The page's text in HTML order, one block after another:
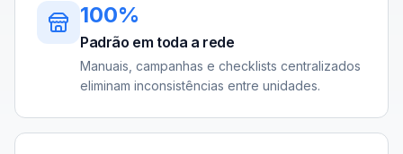
100%
Padrão em toda a rede
Manuais, campanhas e checklists centralizados
eliminam inconsistências entre unidades.